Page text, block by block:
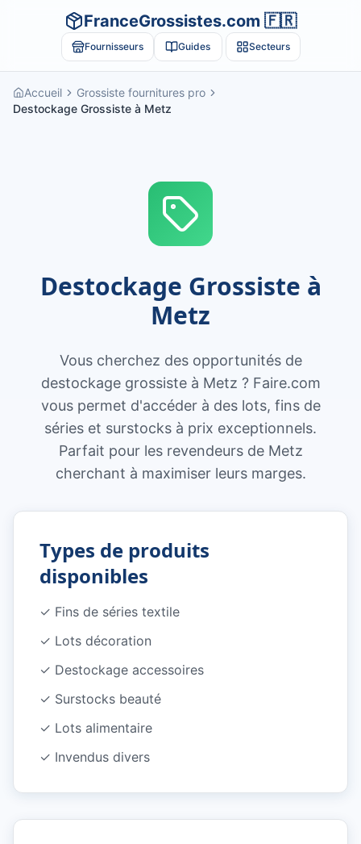
FranceGrossistes.com 🇫🇷
Fournisseurs Guides Secteurs
Accueil
Grossiste fournitures pro
Destockage Grossiste à Metz
Destockage Grossiste à
Metz
Vous cherchez des opportunités de
destockage grossiste à Metz ? Faire.com
vous permet d'accéder à des lots, fins de
séries et surstocks à prix exceptionnels.
Parfait pour les revendeurs de Metz
cherchant à maximiser leurs marges.
Types de produits
disponibles
✓ Fins de séries textile
✓ Lots décoration
✓ Destockage accessoires
✓ Surstocks beauté
✓ Lots alimentaire
✓ Invendus divers